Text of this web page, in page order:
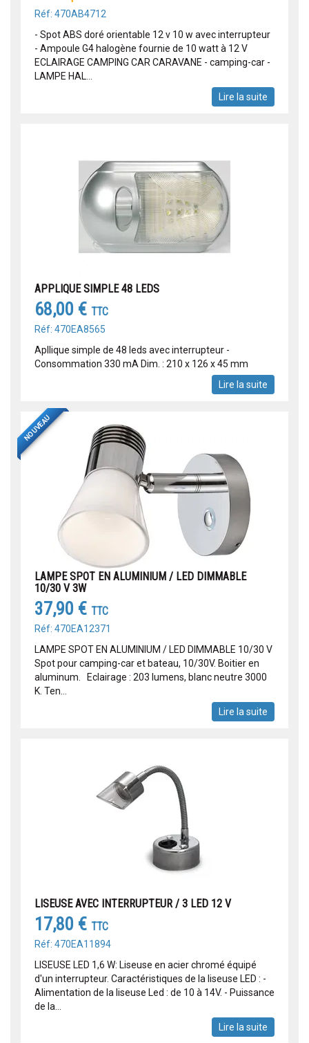
Réf: 470AB4712
- Spot ABS doré orientable 12 v 10 w avec interrupteur
- Ampoule G4 halogène fournie de 10 watt à 12 V
ECLAIRAGE CAMPING CAR CARAVANE - camping-car -
LAMPE HAL...
Lire la suite
APPLIQUE SIMPLE 48 LEDS
68,00 € TTC
Réf: 470EA8565
Apllique simple de 48 leds avec interrupteur -
Consommation 330 mA Dim. : 210 x 126 x 45 mm
Lire la suite
NOUVEAU
LAMPE SPOT EN ALUMINIUM / LED DIMMABLE
10/30 V 3W
37,90 € TTC
Réf: 470EA12371
LAMPE SPOT EN ALUMINIUM / LED DIMMABLE 10/30 V
Spot pour camping-car et bateau, 10/30V. Boitier en
aluminum. Eclairage : 203 lumens, blanc neutre 3000
K. Ten...
Lire la suite
LISEUSE AVEC INTERRUPTEUR / 3 LED 12 V
17,80 € TTC
Réf: 470EA11894
LISEUSE LED 1,6 W: Liseuse en acier chromé équipé
d'un interrupteur. Caractéristiques de la liseuse LED : -
Alimentation de la liseuse Led : de 10 à 14V. - Puissance
de la...
Lire la suite